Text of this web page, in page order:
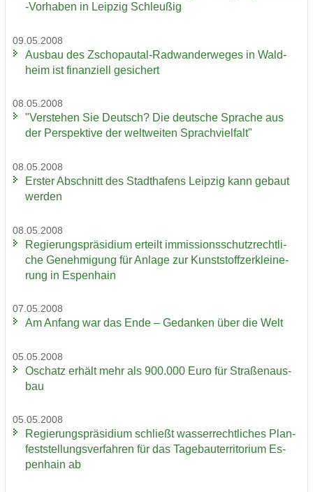
-​Vorhaben in Leip­zig Schleu­ßig
09.05.2008
Aus­bau des Zschopautal-​Radwanderweges in Wald­
heim ist fi­nan­zi­ell ge­si­chert
08.05.2008
"Ver­ste­hen Sie Deutsch? Die deut­sche Spra­che aus
der Per­spek­ti­ve der welt­wei­ten Sprach­viel­falt"
08.05.2008
Ers­ter Ab­schnitt des Stadt­ha­fens Leip­zig kann ge­baut
wer­den
08.05.2008
Re­gie­rungs­prä­si­di­um er­teilt im­mis­si­ons­schutz­recht­li­
che Ge­neh­mi­gung für An­la­ge zur Kunst­stoff­zer­klei­ne­
rung in Es­pen­hain
07.05.2008
Am An­fang war das Ende – Ge­dan­ken über die Welt
05.05.2008
Oschatz er­hält mehr als 900.000 Euro für Stra­ßen­aus­
bau
05.05.2008
Re­gie­rungs­prä­si­di­um schließt was­ser­recht­li­ches Plan­
fest­stel­lungs­ver­fah­ren für das Ta­ge­bau­ter­ri­to­ri­um Es­
pen­hain ab